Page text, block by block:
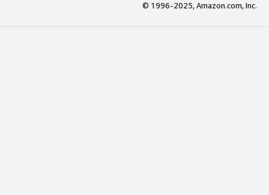
© 1996-2025, Amazon.com, Inc.